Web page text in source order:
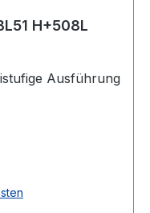
THK Teleskopschienen FBL51 H+508L
Ausführung